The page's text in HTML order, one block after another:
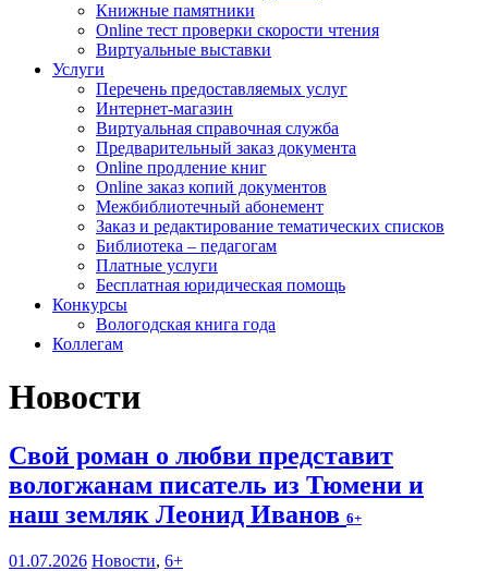
Книжные памятники
Online тест проверки скорости чтения
Виртуальные выставки
Услуги
Перечень предоставляемых услуг
Интернет-магазин
Виртуальная справочная служба
Предварительный заказ документа
Online продление книг
Online заказ копий документов
Межбиблиотечный абонемент
Заказ и редактирование тематических списков
Библиотека – педагогам
Платные услуги
Бесплатная юридическая помощь
Конкурсы
Вологодская книга года
Коллегам
Новости
Свой роман о любви представит
вологжанам писатель из Тюмени и
наш земляк Леонид Иванов 6+
01.07.2026 Новости, 6+